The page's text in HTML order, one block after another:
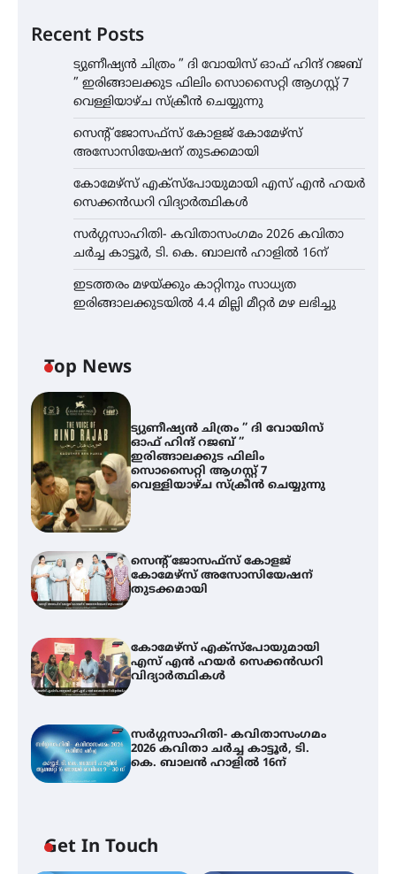
Recent Posts
ട്യുണീഷ്യൻ ചിത്രം ” ദി വോയിസ് ഓഫ് ഹിന്ദ് റജബ്
” ഇരിങ്ങാലക്കുട ഫിലിം സൊസൈറ്റി ആഗസ്റ്റ് 7
വെള്ളിയാഴ്ച സ്‌ക്രീൻ ചെയ്യുന്നു
സെന്റ് ജോസഫ്സ് കോളജ് കോമേഴ്‌സ്
അസോസിയേഷന് തുടക്കമായി
കോമേഴ്സ് എക്സ്പോയുമായി എസ് എൻ ഹയർ
സെക്കൻഡറി വിദ്യാർത്ഥികൾ
സർഗ്ഗസാഹിതി- കവിതാസംഗമം 2026 കവിതാ
ചർച്ച കാട്ടൂർ, ടി. കെ. ബാലൻ ഹാളിൽ 16ന്
ഇടത്തരം മഴയ്ക്കും കാറ്റിനും സാധ്യത
ഇരിങ്ങാലക്കുടയിൽ 4.4 മില്ലി മീറ്റർ മഴ ലഭിച്ചു
Top News
ട്യുണീഷ്യൻ ചിത്രം ” ദി വോയിസ്
ഓഫ് ഹിന്ദ് റജബ് ”
ഇരിങ്ങാലക്കുട ഫിലിം
സൊസൈറ്റി ആഗസ്റ്റ് 7
വെള്ളിയാഴ്ച സ്‌ക്രീൻ ചെയ്യുന്നു
സെന്റ് ജോസഫ്സ് കോളജ്
കോമേഴ്‌സ് അസോസിയേഷന്
തുടക്കമായി
കോമേഴ്സ് എക്സ്പോയുമായി
എസ് എൻ ഹയർ സെക്കൻഡറി
വിദ്യാർത്ഥികൾ
സർഗ്ഗസാഹിതി- കവിതാസംഗമം
2026 കവിതാ ചർച്ച കാട്ടൂർ, ടി.
കെ. ബാലൻ ഹാളിൽ 16ന്
Get In Touch